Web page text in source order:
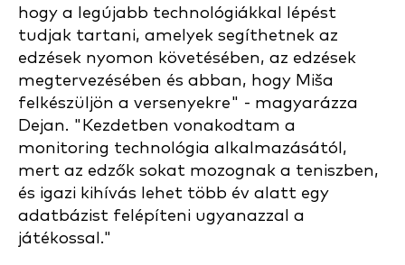
hogy a legújabb technológiákkal lépést
tudjak tartani, amelyek segíthetnek az
edzések nyomon követésében, az edzések
megtervezésében és abban, hogy Miša
felkészüljön a versenyekre" - magyarázza
Dejan. "Kezdetben vonakodtam a
monitoring technológia alkalmazásától,
mert az edzők sokat mozognak a teniszben,
és igazi kihívás lehet több év alatt egy
adatbázist felépíteni ugyanazzal a
játékossal."